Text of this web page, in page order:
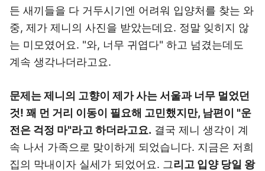
든 새끼들을 다 거두시기엔 어려워 입양처를 찾는 와
중, 제가 제니의 사진을 받았는데요. 정말 잊히지 않
는 미모였어요. "와, 너무 귀엽다" 하고 넘겼는데도
계속 생각나더라고요.
문제는 제니의 고향이 제가 사는 서울과 너무 멀었던
것! 꽤 먼 거리 이동이 필요해 고민했지만, 남편이 "운
전은 걱정 마"라고 하더라고요. 결국 제니 생각이 계
속 나서 가족으로 맞이하게 되었습니다. 지금은 저희
집의 막내이자 실세가 되었어요. 그리고 입양 당일 왕